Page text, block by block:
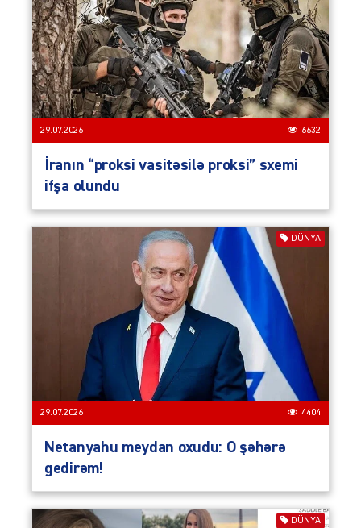
29.07.2026 6632
İranın “proksi vasitəsilə proksi” sxemi
ifşa olundu
DÜNYA
29.07.2026 4404
Netanyahu meydan oxudu: O şəhərə
gedirəm!
DÜNYA